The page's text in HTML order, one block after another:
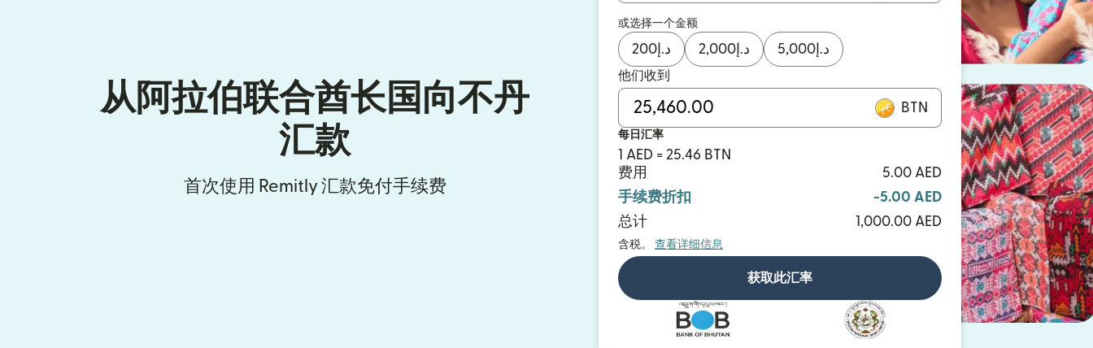
从阿拉伯联合酋长国向不丹
汇款
首次使用 Remitly 汇款免付手续费
或选择一个金额
د.إ 200 د.إ 2,000 د.إ 5,000
他们收到
BTN
每日汇率
1 AED = 25.46 BTN
费用
5.00 AED
手续费折扣
-5.00 AED
总计
1,000.00 AED
含税。 查看详细信息
获取此汇率